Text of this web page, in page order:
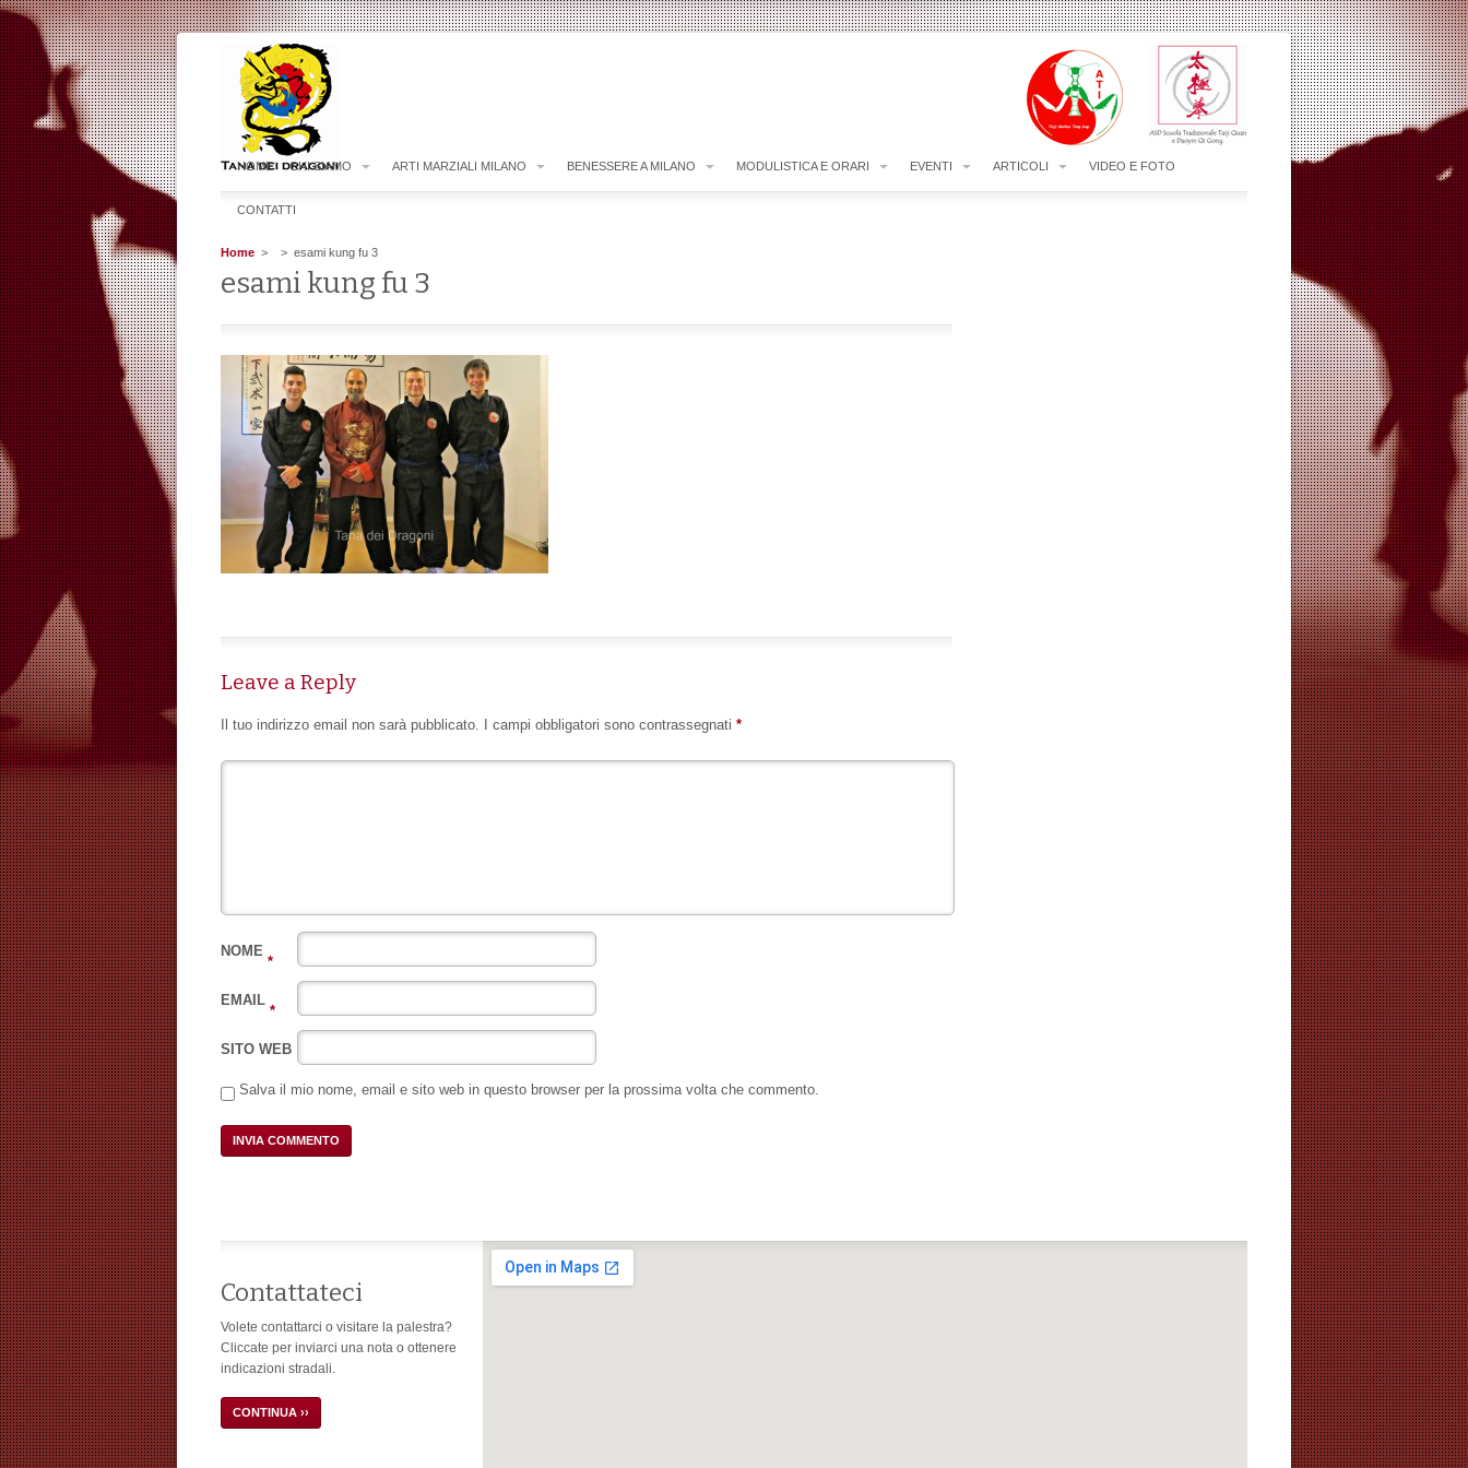
HOME CHI SIAMO ARTI MARZIALI MILANO BENESSERE A MILANO MODULISTICA E ORARI EVENTI ARTICOLI VIDEO E FOTO
CONTATTI
Home > > esami kung fu 3
esami kung fu 3
Leave a Reply
Il tuo indirizzo email non sarà pubblicato. I campi obbligatori sono contrassegnati *
NOME
*
EMAIL
*
SITO WEB
Salva il mio nome, email e sito web in questo browser per la prossima volta che commento.
Contattateci
Volete contattarci o visitare la palestra?
Cliccate per inviarci una nota o ottenere
indicazioni stradali.
CONTINUA ››